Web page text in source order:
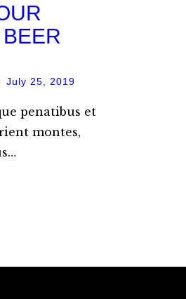
July 25, 2019
penatibus et
montes,